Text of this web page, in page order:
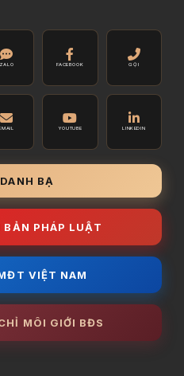
ZALO FACEBOOK GỌI
YOUTUBE LINKEDIN
BẠ
PHÁP LUẬT
VIỆT NAM
MÔI GIỚI BĐS